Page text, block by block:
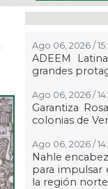
Ago 06, 2026 /
ADEEM
grandes
Ago 06, 2026 /
Garantiza
colonias de
Ago 06, 2026 /
Nahle
para impulsar
la región norte